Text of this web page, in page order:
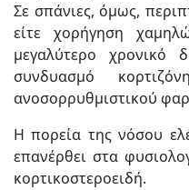
Σε σπάνιες, όμως,
είτε χορήγηση
μεγαλύτερο χρονικό
συνδυασμό
ανοσορρυθμιστικού
Η πορεία της νόσου
επανέρθει στα
κορτικοστεροειδή.